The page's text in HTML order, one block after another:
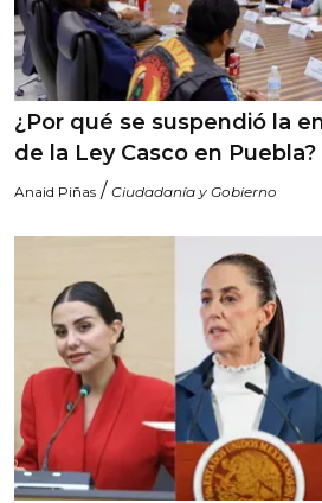
¿Por qué se suspendió la
de la Ley Casco en Puebla?
Anaid Piñas / Ciudadanía y Gobierno